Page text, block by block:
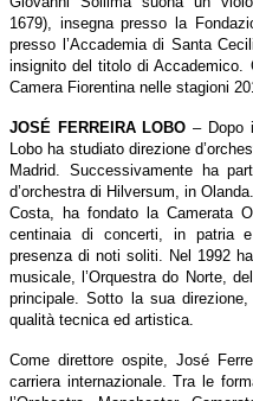
1679), insegna presso la
presso l’Accademia di Santa
insignito del titolo di Accademico.
Camera Fiorentina nelle stagioni
JOSÉ FERREIRA LOBO – Dopo
Lobo ha studiato direzione
Madrid. Successivamente ha
d’orchestra di Hilversum, in
Costa, ha fondato la Camerata
centinaia di concerti, in patria
presenza di noti soliti. Nel 1992
musicale, l’Orquestra do Norte,
principale. Sotto la sua direzione,
qualità tecnica ed artistica.
Come direttore ospite, José
carriera internazionale. Tra le